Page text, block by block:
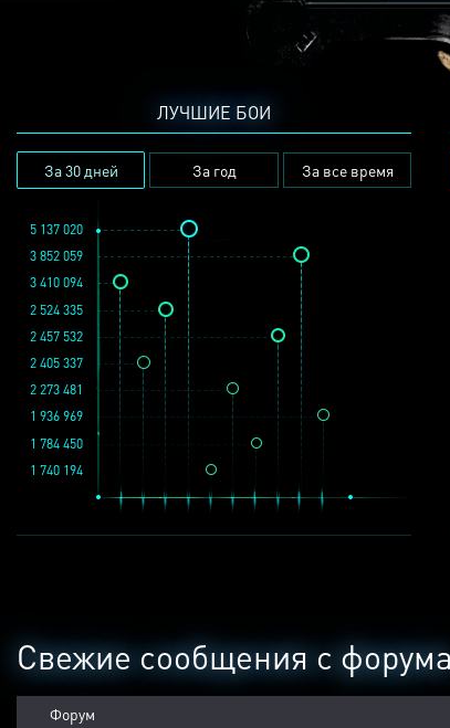
ЛУЧШИЕ БОИ
За 30 дней За год За все время
1 936 969
3 852 059
2 457 532
1 784 450
2 273 481
1 740 194
5 137 020
2 524 335
2 405 337
3 410 094
Свежие сообщения с форума
Форум